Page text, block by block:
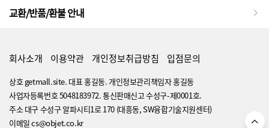
교환/반품/환불 안내
회사소개 이용약관 개인정보취급방침 입점문의
상호 getmall.site. 대표 홍길동. 개인정보관리책임자 홍길동
사업자등록번호 5048183972. 통신판매신고 수성구-제0001호.
주소 대구 수성구 알파시티1로 170 (대흥동, SW융합기술지원센터)
이메일 cs@objet.co.kr